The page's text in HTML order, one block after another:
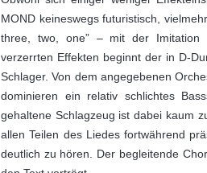
MOND keineswegs futuristisch,
three, two, one” ‒ mit der Imitation
verzerrten Effekten beginnt der in D-
Schlager. Von dem angegebenen
dominieren ein relativ schlichtes
gehaltene Schlagzeug ist dabei kaum
allen Teilen des Liedes fortwährend
deutlich zu hören. Der begleitende